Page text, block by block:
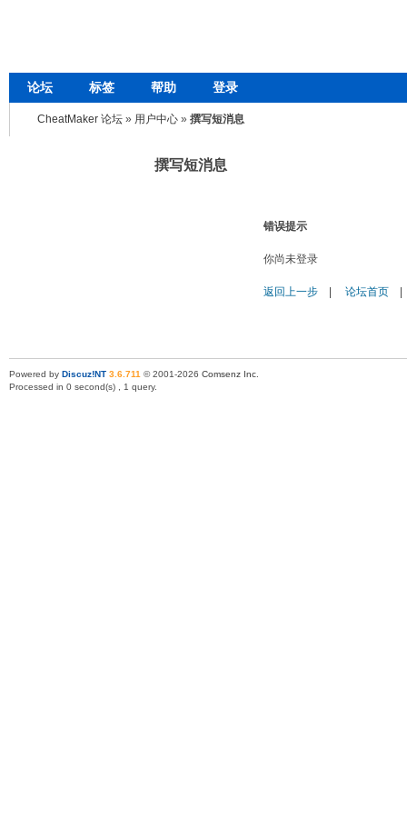
论坛 标签 帮助 登录
CheatMaker 论坛 » 用户中心 » 撰写短消息
撰写短消息
错误提示
你尚未登录
返回上一步 论坛首页
Powered by Discuz!NT 3.6.711 © 2001-2026 Comsenz Inc
Processed in 0 second(s) , 1 query.